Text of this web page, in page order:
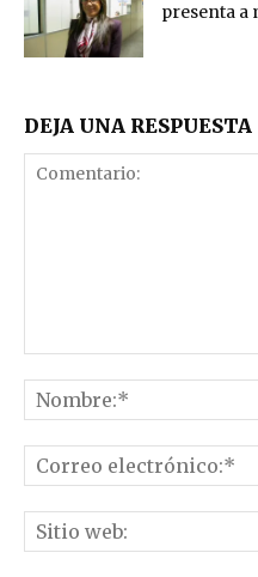
presenta a
DEJA UNA RESPUESTA